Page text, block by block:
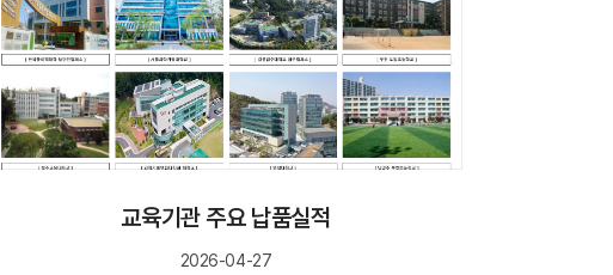
교육기관 주요 납품실적
2026-04-27